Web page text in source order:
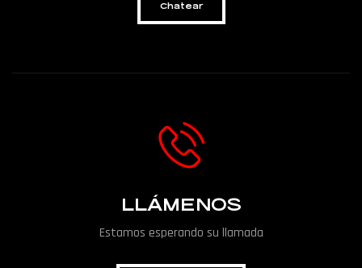
Chatear
LLÁMENOS
Estamos esperando su llamada